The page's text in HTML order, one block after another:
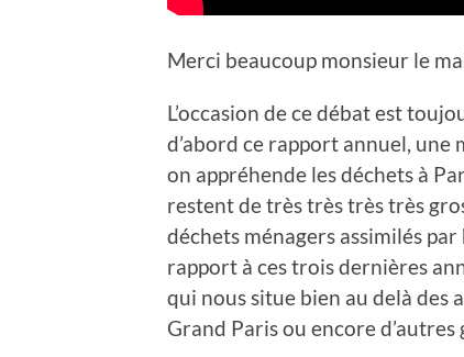
Merci beaucoup monsieur le
L’occasion de ce débat est
d’abord ce rapport annuel,
on appréhende les déchets à
restent de très très très très
déchets ménagers assimilés
rapport à ces trois dernières
qui nous situe bien au delà des
Grand Paris ou encore